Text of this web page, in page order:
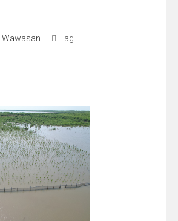
Wawasan
Tag